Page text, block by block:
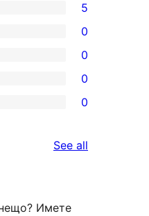
5
0
0
0
0
See all
Имете